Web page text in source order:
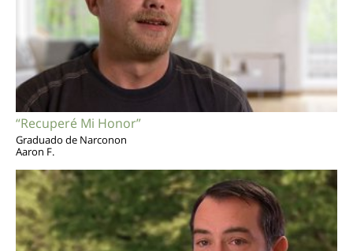
“Recuperé Mi Honor”
Graduado de Narconon
Aaron F.